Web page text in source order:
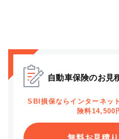
自動車保険のお見
SBI損保ならインターネッ
険料14,500